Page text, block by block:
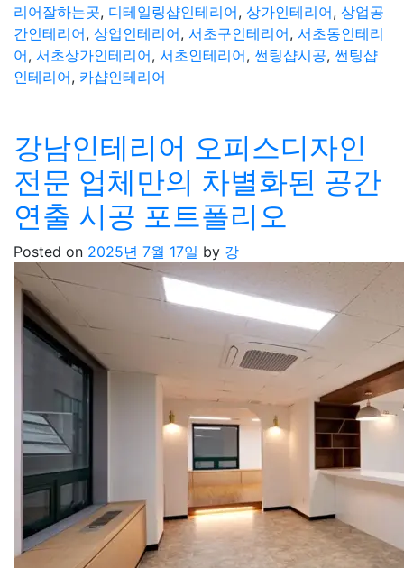
리어잘하는곳, 디테일링샵인테리어, 상가인테리어, 상업공
간인테리어, 상업인테리어, 서초구인테리어, 서초동인테리
어, 서초상가인테리어, 서초인테리어, 썬팅샵시공, 썬팅샵
인테리어, 카샵인테리어
강남인테리어 오피스디자인
전문 업체만의 차별화된 공간
연출 시공 포트폴리오
Posted on 2025년 7월 17일 by 강